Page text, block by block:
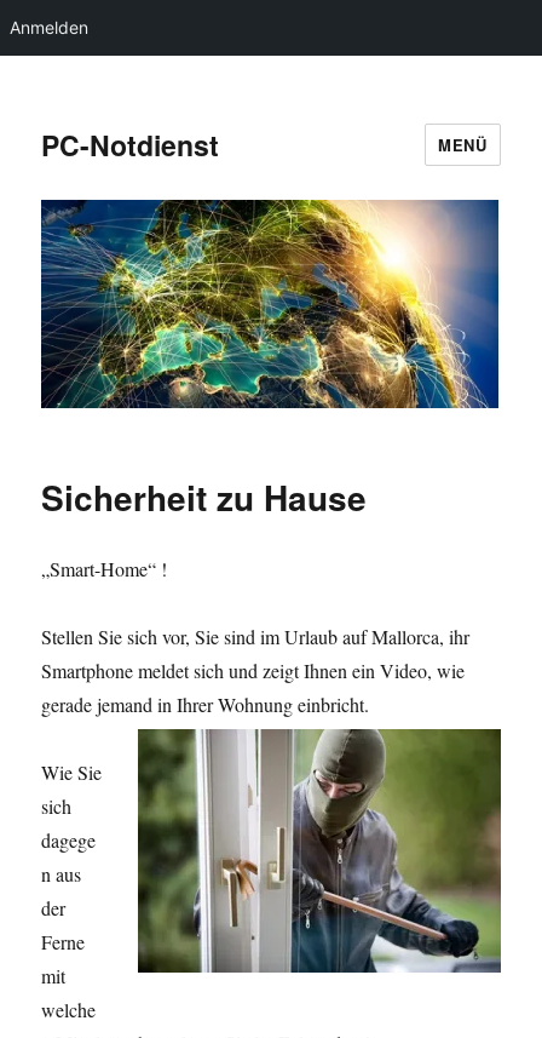
Anmelden
PC-Notdienst MENÜ
Sicherheit zu Hause
„Smart-Home“ !
Stellen Sie sich vor, Sie sind im Urlaub auf Mallorca, ihr
Smartphone meldet sich und zeigt Ihnen ein Video, wie
gerade jemand in Ihrer Wohnung einbricht.
Wie Sie
sich
dagege
n aus
der
Ferne
mit
welche